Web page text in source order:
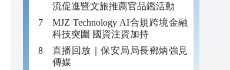
流促進暨文旅推薦官品鑑活動
MJZ Technology AI合規跨境金融
科技突圍 國資注資加持
直播回放｜保安局局長鄧炳強見
傳媒